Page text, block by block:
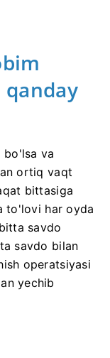
bo'lsa va
ortiq vaqt
bittasiga
to'lovi har oyda
savdo
savdo bilan
operatsiyasi
yechib